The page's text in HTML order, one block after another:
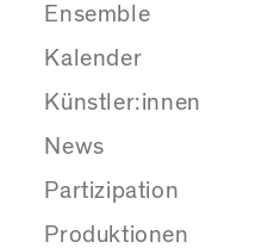
Ensemble
Kalender
Künstler:innen
News
Partizipation
Produktionen